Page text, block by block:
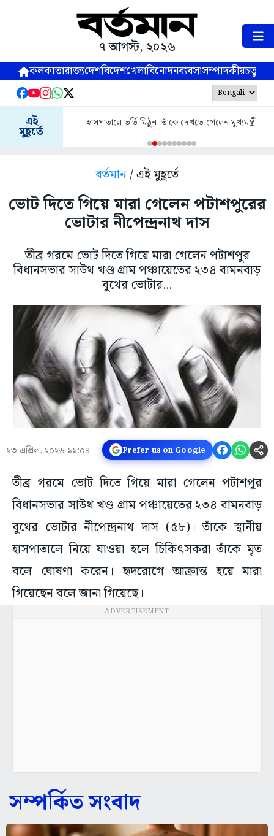
৭ আগস্ট, ২০২৬
কলকাতারাজ্যদেশবিদেশখেলাবিনোদনব্যবসাসম্পাদকীয়
এই
মুহূর্তে
হাসপাতালে ভর্তি মিঠুন, তাঁকে দেখতে গেলেন মুখ্যমন্ত্রী
বর্তমান/ এই মুহূর্তে
ভোট দিতে গিয়ে মারা গেলেন পটাশপুরের
ভোটার নীপেন্দ্রনাথ দাস
তীব্র গরমে ভোট দিতে গিয়ে মারা গেলেন পটাশপুর
বিধানসভার সাউথ খণ্ড গ্রাম পঞ্চায়েতের ২৩৪ বামনবাড়
বুথের ভোটার...
২৩ এপ্রিল, ২০২৬ ১১:০৪ Prefer us on Google
তীব্র গরমে ভোট দিতে গিয়ে মারা গেলেন পটাশপুর
বিধানসভার সাউথ খণ্ড গ্রাম পঞ্চায়েতের ২৩৪ বামনবাড়
বুথের ভোটার নীপেন্দ্রনাথ দাস (৫৮)। তাঁকে স্থানীয়
হাসপাতালে নিয়ে যাওয়া হলে চিকিৎসকরা তাঁকে মৃত
বলে ঘোষণা করেন। হৃদরোগে আক্রান্ত হয়ে মারা
গিয়েছেন বলে জানা গিয়েছে।
ADVERTISEMENT
সম্পর্কিত সংবাদ